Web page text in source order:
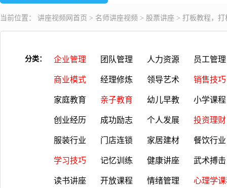
当前位置： 讲座视频 网首页 > 名师讲座视频 > 股票讲座 > 打板教程，
分类： 企业管理 团队管理 人力资源 员工管理
商业模式 经理修炼 领导艺术 销售技巧
家庭教育 亲子教育 幼儿早教 小学课程
创业经历 成功励志 个人发展 投资理财
服装行业 门店连锁 家居建材 餐饮行业
学习技巧 记忆训练 健康讲座 武术搏击
读书讲座 开放课程 情绪管理 心理学